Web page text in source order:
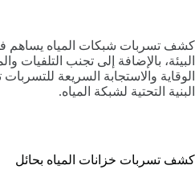
كشف تسربات شبكات المياه يساهم
البيئة، بالإضافة إلى تجنب التلفيات
الوقاية والاستجابة السريعة
البنية التحتية لشبكة المياه.
كشف تسربات خزانات المياه بحائل